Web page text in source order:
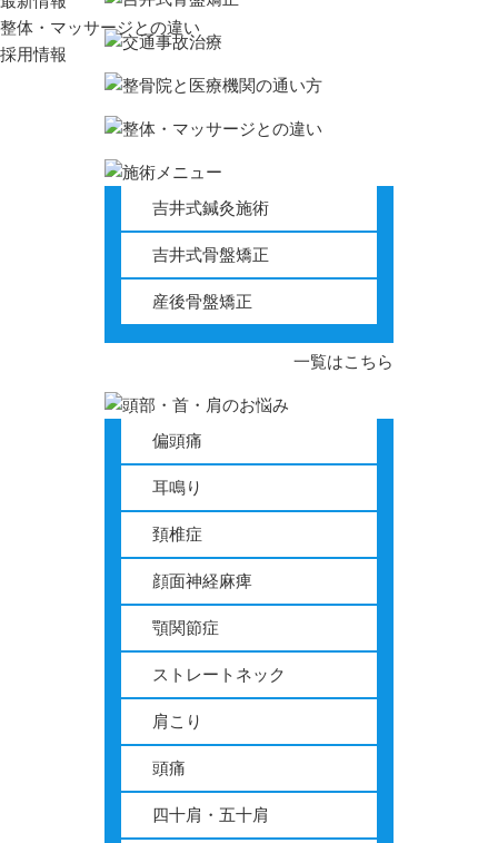
整体・マッサージとの違い
採用情報
吉井式鍼灸施術
吉井式骨盤矯正
産後骨盤矯正
一覧はこちら
偏頭痛
耳鳴り
頚椎症
顔面神経麻痺
顎関節症
ストレートネック
肩こり
頭痛
四十肩・五十肩